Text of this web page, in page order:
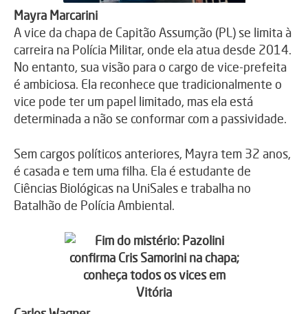
Mayra Marcarini
A vice da chapa de Capitão Assumção (PL) se limita à
carreira na Polícia Militar, onde ela atua desde 2014.
No entanto, sua visão para o cargo de vice-prefeita
é ambiciosa. Ela reconhece que tradicionalmente o
vice pode ter um papel limitado, mas ela está
determinada a não se conformar com a passividade.
Sem cargos políticos anteriores, Mayra tem 32 anos,
é casada e tem uma filha. Ela é estudante de
Ciências Biológicas na UniSales e trabalha no
Batalhão de Polícia Ambiental.